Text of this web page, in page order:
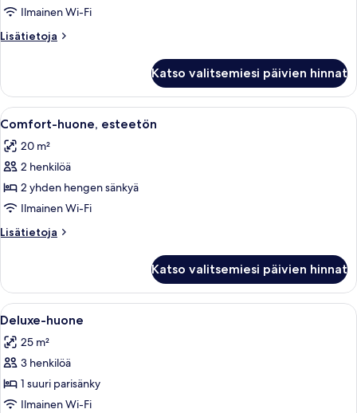
Ilmainen Wi-Fi
Lisätietoja
Lisätietoja
Katso valitsemiesi päivien hinnat
Avaa
kaikki
huonetyypin
Comfort-
huone,
esteetön
kuvat
Hotellihuone, jossa on kaksi sänkyä,
6
Comfort-huone, esteetön
20 m²
2 henkilöä
2 yhden hengen sänkyä
Ilmainen Wi-Fi
Lisätietoja
Lisätietoja
esteetön
Katso valitsemiesi päivien hinnat
Avaa
kaikki
huonetyypin
Deluxe-
huone
kuvat
Hotellihuone, jossa on sänky,
10
Deluxe-huone
25 m²
3 henkilöä
1 suuri parisänky
Ilmainen Wi-Fi